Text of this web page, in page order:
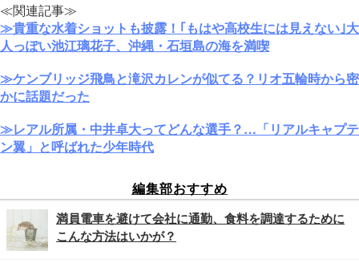
≪関連記事≫
≫貴重な水着ショットも披露！｢もはや高校生には見えない｣大
人っぽい池江璃花子、沖縄・石垣島の海を満喫
≫ケンブリッジ飛鳥と滝沢カレンが似てる？リオ五輪時から密
かに話題だった
≫レアル所属・中井卓大ってどんな選手？…「リアルキャプテ
ン翼」と呼ばれた少年時代
編集部おすすめ
満員電車を避けて会社に通勤、食料を調達するために
こんな方法はいかが？